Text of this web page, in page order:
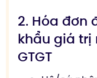
2. Hóa đơn
khẩu giá trị
GTGT